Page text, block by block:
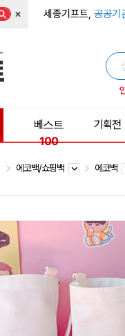
× 세종기프트, 공공기
베스트
100
기획전
에코백/쇼핑백 에코백